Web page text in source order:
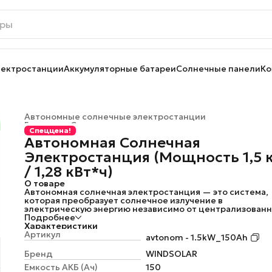
Аккумуляторные батареиСолнечные панели
Автономные солнечные электростанции
Солнечные электростанции
Главная ›
Спеццена!
Автономная Солнечная
Электростанция (Мощность 1,5
/ 1,28 кВт*ч)
О товаре
Автономная солнечная электростанция — это система,
которая преобразует солнечное излучение в
электрическую энергию независимо от
сетей электроснабжения.
Такие электростанции используются в местах, где
требуется сезонное или круглогодичное
электроснабжение, но нет промышленной сети, а её
прокладка невозможна или слишком дорога. Это могут
быть удалённые небольшие объекты — дачи, дома, базы
отдыха, а также целые посёлки и промышленные
Подробнее
Характеристики
Артикул
avtonom - 1.5kW_150Ah
Бренд
WINDSOLAR
Eмкость АКБ (Ач)
150